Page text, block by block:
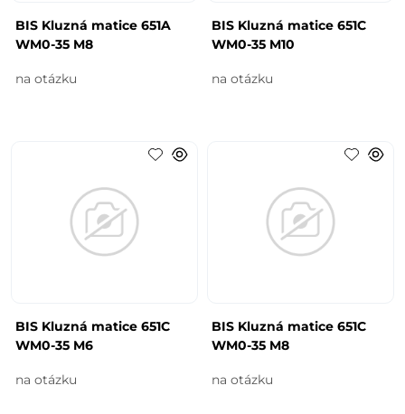
BIS Kluzná matice 651A
WM0-35 M8
na otázku
BIS Kluzná matice 651C
WM0-35 M10
na otázku
BIS Kluzná matice 651C
WM0-35 M6
na otázku
BIS Kluzná matice 651C
WM0-35 M8
na otázku